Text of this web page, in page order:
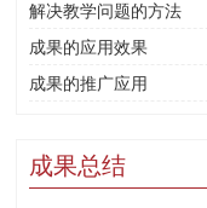
解决教学问题的方法
成果的应用效果
成果的推广应用
成果总结